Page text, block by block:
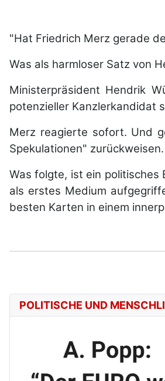
"Hat Friedrich Merz gerade
Was als harmloser Satz von
Ministerpräsident Hendrik
potenzieller Kanzlerkandidat
Merz reagierte sofort. Und
Spekulationen" zurückweisen.
Was folgte, ist ein politisches
als erstes Medium
besten Karten in einem
POLITISCHE UND